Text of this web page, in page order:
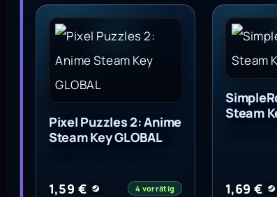
Pixel Puzzles 2: Anime Steam Key
Pixel Puzzles 2: Anime
Steam Key GLOBAL
1,59 € 4 vorrätig
Steam
1,69 €